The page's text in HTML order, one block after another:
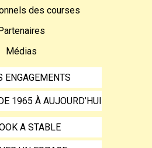
des courses
Médias
ENGAGEMENTS
1965 À AUJOURD’HUI
A STABLE